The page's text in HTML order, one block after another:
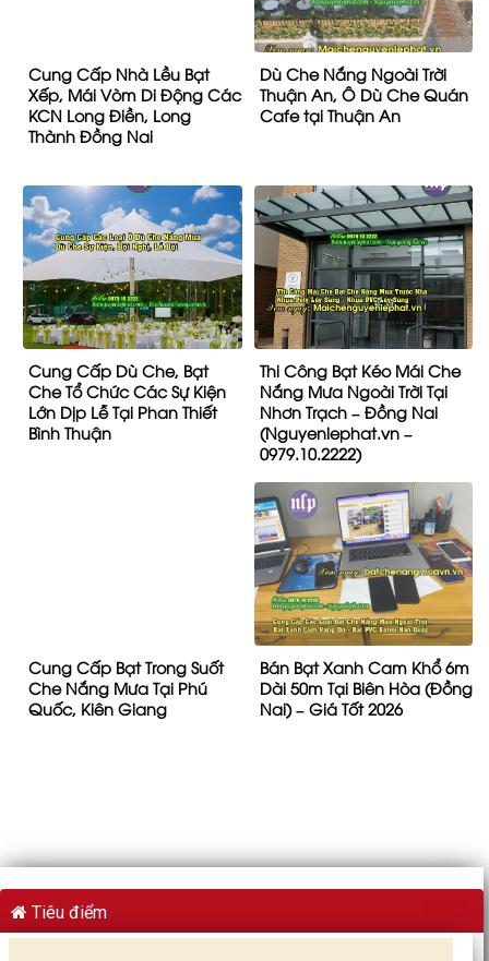
Cung Cấp Nhà Lều Bạt
Xếp, Mái Vòm Di Động Các
KCN Long Điền, Long
Thành Đồng Nai
Dù Che Nắng Ngoài Trời
Thuận An, Ô Dù Che Quán
Cafe tại Thuận An
Cung Cấp Dù Che, Bạt
Che Tổ Chức Các Sự Kiện
Lớn Dịp Lễ Tại Phan Thiết
Bình Thuận
Thi Công Bạt Kéo Mái Che
Nắng Mưa Ngoài Trời Tại
Nhơn Trạch – Đồng Nai
(Nguyenlephat.vn –
0979.10.2222)
Cung Cấp Bạt Trong Suốt
Che Nắng Mưa Tại Phú
Quốc, Kiên Giang
Bán Bạt Xanh Cam Khổ 6m
Dài 50m Tại Biên Hòa (Đồng
Nai) – Giá Tốt 2026
Tiêu điểm